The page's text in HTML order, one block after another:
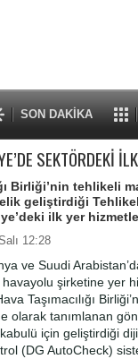
SON DAKİKA
SEKTÖRDEKİ
Birliği’nin tehlikeli
geliştirdiği
ilk yer
12:28
ve Suudi
havayolu şirketine yer
Taşımacılığı
olarak tanımlanan
için geliştirdiği
(DG AutoCheck)